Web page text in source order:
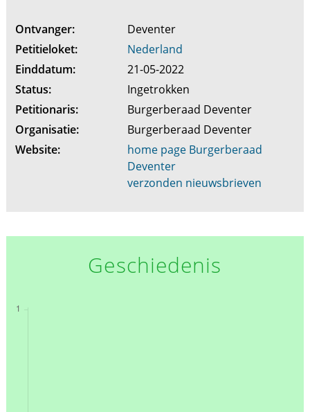
Ontvanger:
Deventer
Petitieloket:
Nederland
Einddatum:
21-05-2022
Status:
Ingetrokken
Petitionaris:
Burgerberaad Deventer
Organisatie:
Burgerberaad Deventer
Website:
home page Burgerberaad
Deventer
verzonden nieuwsbrieven
Geschiedenis